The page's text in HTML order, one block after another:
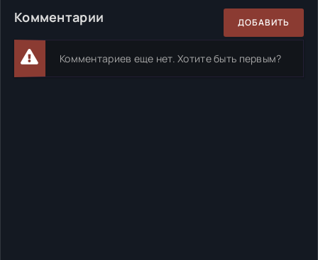
Комментарии ДОБАВИТЬ
Комментариев еще нет. Хотите быть первым?